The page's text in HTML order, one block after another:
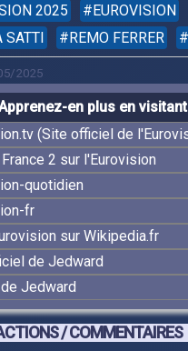
2025
EUROVISION
SATTI
REMO FERRER
2025
en plus en
(Site officiel de
2 sur l'Eurovision
quotidien
fr
sur Wikipedia.fr
de Jedward
Jedward
/ COMMENTAIRES